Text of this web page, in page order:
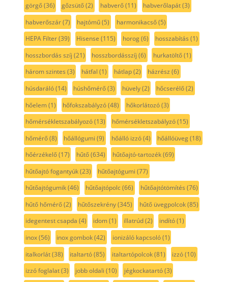
görgő(36) gőzsütő(2) habverő(11) habverőlapát(3)
habverőszár(7) hajtómű(5) harmonikacső(5)
HEPA Filter(39) Hisense (115) horog(6) hosszabítás (1)
hosszbordás szíj (21) hosszbordásszíj (6) hurkatöltő(1)
három szintes (3) hátfal (1) hátlap(2) házrész (6)
húsdaráló(14) húshőmérő(3) hüvely(2) hőcserélő(2)
hőelem(1) hőfokszabályzó(48) hőkorlátozó(3)
hőmérsékletszabályozó(13) hőmérsékletszabályzó(15)
hőmérő(8) hőállógumi (9) hőálló izzó(4) hőállóüveg(18)
hőérzékelő(17) hűtő(634) hűtőajtó-tartozék(69)
hűtőajtó fogantyúk(23) hűtőajtógumi (77)
hűtőajtógumik(46) hűtőajtópolc(66) hűtőajtótömítés (76)
hűtő hőmérő(2) hűtőszekrény(345) hűtő üvegpolcok(85)
idegentest csapda (4) idom(1) illatrúd(2) indító(1)
inox(56) inox gombok(42) ionizáló kapcsoló(1)
italkorlát(38) italtartó(85) italtartópolcok(81) izzó(10)
izzó foglalat(3) jobb oldali (10) jégkockatartó(3)